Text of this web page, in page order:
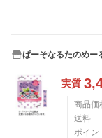
ぱーそなるたのめー
実質
商品価
送料
ポイン